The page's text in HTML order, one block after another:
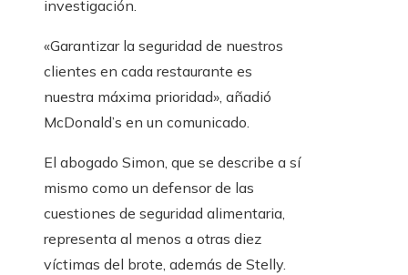
investigación.
«Garantizar la seguridad de nuestros
clientes en cada restaurante es
nuestra máxima prioridad», añadió
McDonald’s en un comunicado.
El abogado Simon, que se describe a sí
mismo como un defensor de las
cuestiones de seguridad alimentaria,
representa al menos a otras diez
víctimas del brote, además de Stelly.